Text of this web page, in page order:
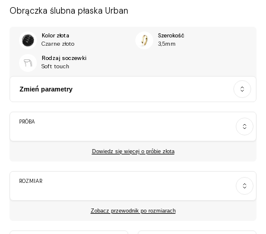
Obrączka ślubna płaska Urban
Kolor złota
Czarne złoto
Szerokość
3,5mm
Rodzaj soczewki
Soft touch
Zmień parametry
PRÓBA
Dowiedz się więcej o próbie złota
ROZMIAR
Zobacz przewodnik po rozmiarach